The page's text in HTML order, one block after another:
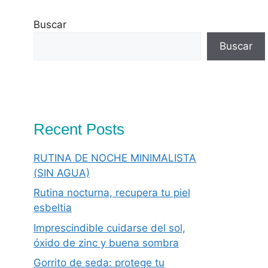
Buscar
Buscar
Recent Posts
RUTINA DE NOCHE MINIMALISTA
(SIN AGUA)
Rutina nocturna, recupera tu piel
esbeltia
Imprescindible cuidarse del sol,
óxido de zinc y buena sombra
Gorrito de seda: protege tu